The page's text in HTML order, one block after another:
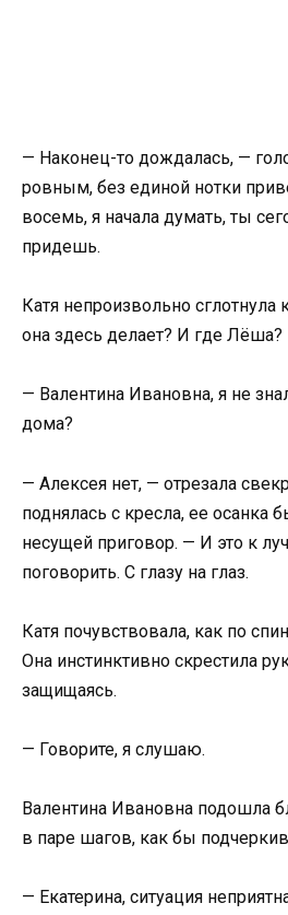
— Наконец-то дождалась, —
ровным, без единой нотки
восемь, я начала думать, ты
придешь.
Катя непроизвольно сглотнула
она здесь делает? И где Лёша?
— Валентина Ивановна, я не
дома?
— Алексея нет, — отрезала
поднялась с кресла, ее осанка
несущей приговор. — И это к
поговорить. С глазу на глаз.
Катя почувствовала, как по
Она инстинктивно скрестила
защищаясь.
— Говорите, я слушаю.
Валентина Ивановна подошла
в паре шагов, как бы
— Екатерина, ситуация